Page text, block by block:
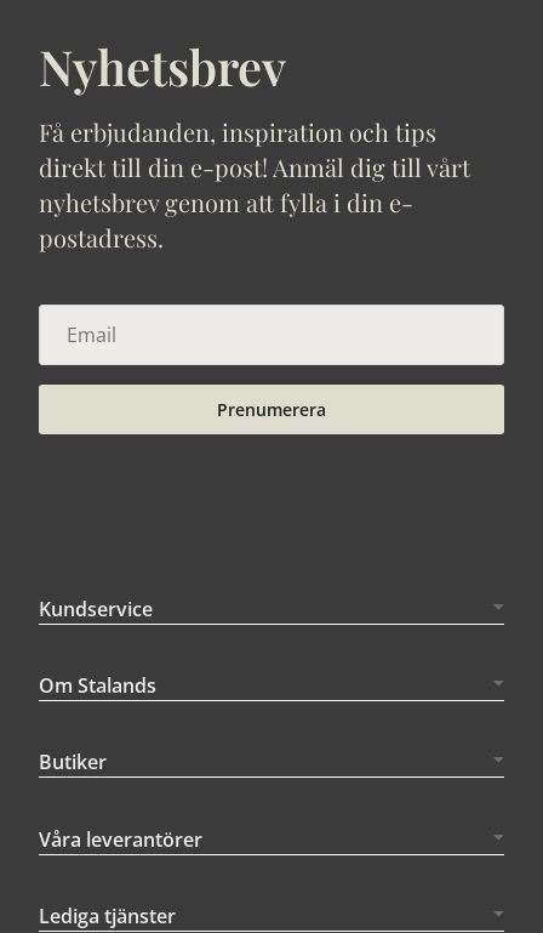
Nyhetsbrev
Få erbjudanden, inspiration och tips
direkt till din e-post! Anmäl dig till vårt
nyhetsbrev genom att fylla i din e-
postadress.
Prenumerera
Kundservice
Om Stalands
Butiker
Våra leverantörer
Lediga tjänster